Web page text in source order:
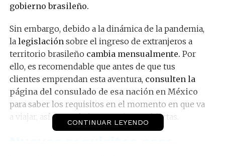
gobierno brasileño.
Sin embargo, debido a la dinámica de la pandemia,
la legislación sobre el ingreso de extranjeros a
territorio brasileño cambia mensualmente. Por
ello, es recomendable que antes de que tus
clientes emprendan esta aventura, consulten la
página del consulado de esa nación en México
para saber los requisitos en el momento en que va
a viajar, así como de las atracciones abiertas.
CONTINUAR LEYENDO